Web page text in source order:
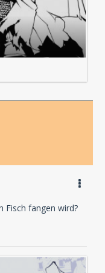
Fisch fangen wird?